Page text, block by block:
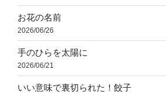
お花の名前
2026/06/26
手のひらを太陽に
2026/06/21
いい意味で裏切られた！餃子